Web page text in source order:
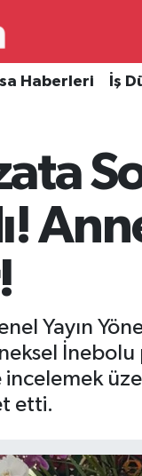
Haberleri İş
Yayın
incelemek
etti.